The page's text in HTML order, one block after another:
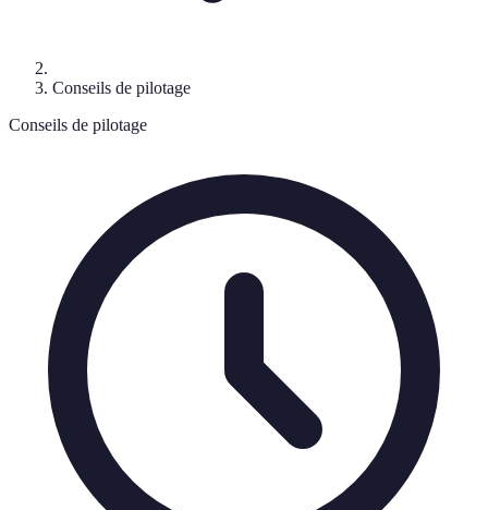
Conseils de pilotage
Conseils de pilotage